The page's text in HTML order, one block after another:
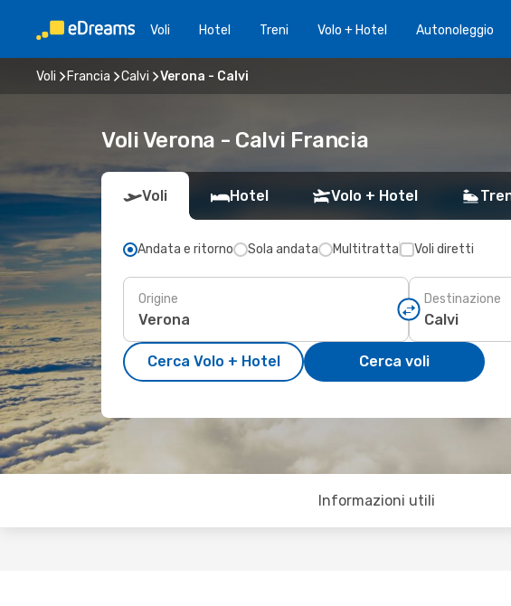
Voli Hotel Treni Volo + Hotel Autonoleggio
Voli Francia Calvi Verona - Calvi
Voli Verona - Calvi Francia
Voli Hotel Volo + Hotel
Andata e ritorno Sola andata Multitratta Voli diretti
Origine Destinazione
Cerca Volo + Hotel Cerca voli
Informazioni utili